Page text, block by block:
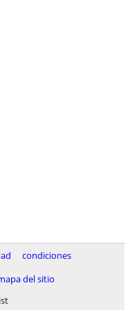
condiciones
del sitio